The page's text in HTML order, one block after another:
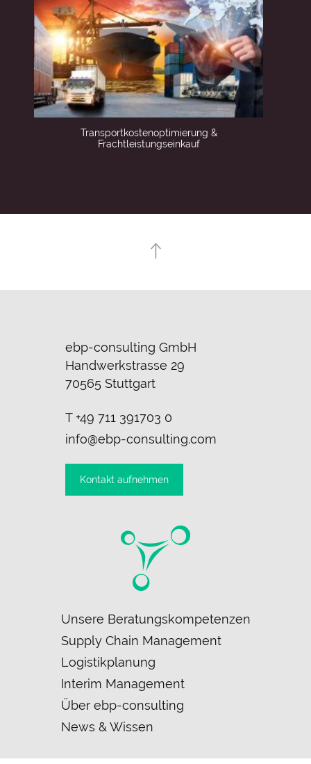
Transportkostenoptimierung &
Frachtleistungseinkauf
ebp-consulting GmbH
Handwerkstrasse 29
70565 Stuttgart
T +49 711 391703 0
info@ebp-consulting.com
Kontakt aufnehmen
Navigation
überspringen
Unsere Beratungskompetenzen
Supply Chain Management
Logistikplanung
Interim Management
Über ebp-consulting
News & Wissen